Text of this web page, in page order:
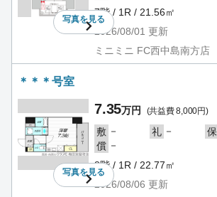
写真を見る
7階 / 1R / 21.56㎡
2026/08/01 更新
ミニミニ FC西中島南方店
＊＊＊号室
写真を見る
7.35万円 (共益費 8,000円)
敷 － 礼 － 保
償 －
8階 / 1R / 22.77㎡
2026/08/06 更新